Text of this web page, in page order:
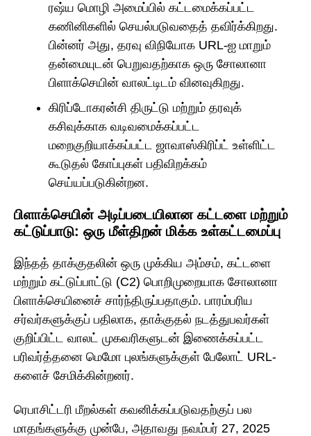
ரஷ்ய மொழி அமைப்பில் கட்டமைக்கப்பட்ட
கணினிகளில் செயல்படுவதைத் தவிர்க்கிறது.
பின்னர் அது, தரவு விநியோக URL-ஐ மாறும்
தன்மையுடன் பெறுவதற்காக ஒரு சோலானா
பிளாக்செயின் வாலட்டிடம் வினவுகிறது.
கிரிப்டோகரன்சி திருட்டு மற்றும் தரவுக்
கசிவுக்காக வடிவமைக்கப்பட்ட
மறைகுறியாக்கப்பட்ட ஜாவாஸ்கிரிப்ட் உள்ளிட்ட
கூடுதல் கோப்புகள் பதிவிறக்கம்
செய்யப்படுகின்றன.
பிளாக்செயின் அடிப்படையிலான கட்டளை மற்றும்
கட்டுப்பாடு: ஒரு மீள்திறன் மிக்க உள்கட்டமைப்பு
இந்தத் தாக்குதலின் ஒரு முக்கிய அம்சம், கட்டளை
மற்றும் கட்டுப்பாட்டு (C2) பொறிமுறையாக சோலானா
பிளாக்செயினைச் சார்ந்திருப்பதாகும். பாரம்பரிய
சர்வர்களுக்குப் பதிலாக, தாக்குதல் நடத்துபவர்கள்
குறிப்பிட்ட வாலட் முகவரிகளுடன் இணைக்கப்பட்ட
பரிவர்த்தனை மெமோ புலங்களுக்குள் பேலோட் URL-
களைச் சேமிக்கின்றனர்.
ரெபாசிட்டரி மீறல்கள் கவனிக்கப்படுவதற்குப் பல
மாதங்களுக்கு முன்பே, அதாவது நவம்பர் 27, 2025